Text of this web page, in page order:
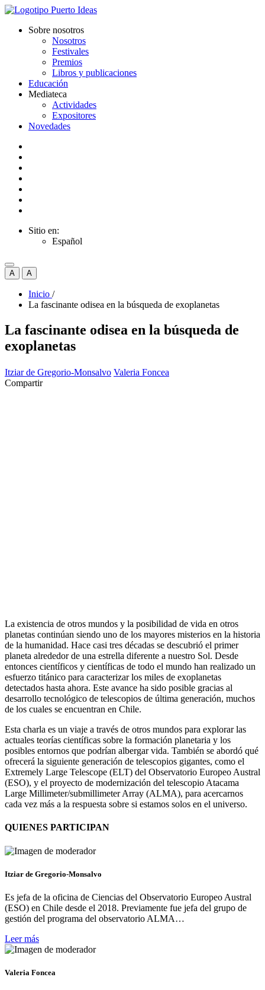
Sobre nosotros
Nosotros
Festivales
Premios
Libros y publicaciones
Educación
Mediateca
Actividades
Expositores
Novedades
Sitio en:
Español
A A
Inicio /
La fascinante odisea en la búsqueda de exoplanetas
La fascinante odisea en la búsqueda de
exoplanetas
Itziar de Gregorio-Monsalvo Valeria Foncea
Compartir
La existencia de otros mundos y la posibilidad de vida en otros
planetas continúan siendo uno de los mayores misterios en la historia
de la humanidad. Hace casi tres décadas se descubrió el primer
planeta alrededor de una estrella diferente a nuestro Sol. Desde
entonces científicos y científicas de todo el mundo han realizado un
esfuerzo titánico para caracterizar los miles de exoplanetas
detectados hasta ahora. Este avance ha sido posible gracias al
desarrollo tecnológico de telescopios de última generación, muchos
de los cuales se encuentran en Chile.
Esta charla es un viaje a través de otros mundos para explorar las
actuales teorías científicas sobre la formación planetaria y los
posibles entornos que podrían albergar vida. También se abordó qué
ofrecerá la siguiente generación de telescopios gigantes, como el
Extremely Large Telescope (ELT) del Observatorio Europeo Austral
(ESO), y el proyecto de modernización del telescopio Atacama
Large Millimeter/submillimeter Array (ALMA), para acercarnos
cada vez más a la respuesta sobre si estamos solos en el universo.
QUIENES PARTICIPAN
Itziar de Gregorio-Monsalvo
Es jefa de la oficina de Ciencias del Observatorio Europeo Austral
(ESO) en Chile desde el 2018. Previamente fue jefa del grupo de
gestión del programa del observatorio ALMA…
Leer más
Valeria Foncea